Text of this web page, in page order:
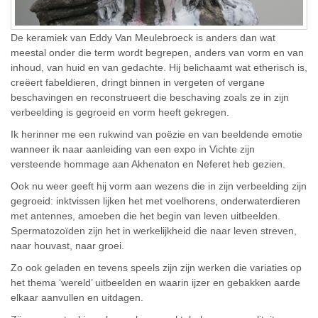
De keramiek van Eddy Van Meulebroeck is anders dan wat
meestal onder die term wordt begrepen, anders van vorm en van
inhoud, van huid en van gedachte. Hij belichaamt wat etherisch is,
creëert fabeldieren, dringt binnen in vergeten of vergane
beschavingen en reconstrueert die beschaving zoals ze in zijn
verbeelding is gegroeid en vorm heeft gekregen.
Ik herinner me een rukwind van poëzie en van beeldende emotie
wanneer ik naar aanleiding van een expo in Vichte zijn
versteende hommage aan Akhenaton en Neferet heb gezien.
Ook nu weer geeft hij vorm aan wezens die in zijn verbeelding zijn
gegroeid: inktvissen lijken het met voelhorens, onderwaterdieren
met antennes, amoeben die het begin van leven uitbeelden.
Spermatozoïden zijn het in werkelijkheid die naar leven streven,
naar houvast, naar groei.
Zo ook geladen en tevens speels zijn zijn werken die variaties op
het thema ‘wereld’ uitbeelden en waarin ijzer en gebakken aarde
elkaar aanvullen en uitdagen.